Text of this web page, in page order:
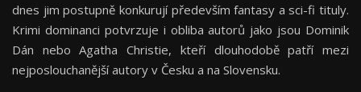
dnes jim postupně konkurují především fantasy a sci-fi tituly.
Krimi dominanci potvrzuje i obliba autorů jako jsou Dominik
Dán nebo Agatha Christie, kteří dlouhodobě patří mezi
nejposlouchanější autory v Česku a na Slovensku.